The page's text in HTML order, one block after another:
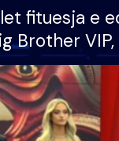
fituesja e
Brother
prej 100